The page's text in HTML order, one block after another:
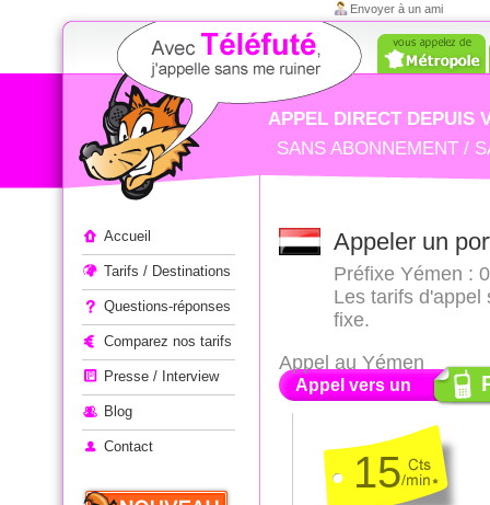
Envoyer à un ami
APPEL DIRECT DEPUIS
SANS ABONNEMENT /
Accueil
Tarifs / Destinations
Questions-réponses
Comparez nos tarifs
Presse / Interview
Blog
Contact
Appeler un
Préfixe Yémen :
Les tarifs d'appel
fixe.
Appel vers un
Appel au Yémen
15